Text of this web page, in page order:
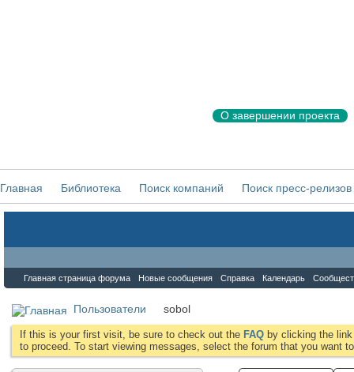
О завершении проекта
Главная Библиотека Поиск компаний Поиск пресс-релизов
Главная страница форума Новые сообщения Справка Календарь
Пользователи sobol
If this is your first visit, be sure to check out the FAQ by clicking the
to proceed. To start viewing messages, select the forum that you want